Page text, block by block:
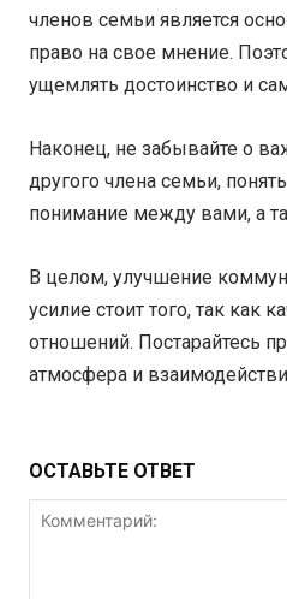
членов семьи является
право на свое мнение.
ущемлять достоинство и
Наконец, не забывайте о
другого члена семьи,
понимание между вами, а
В целом, улучшение
усилие стоит того, так как
отношений. Постарайтесь
атмосфера и
ОСТАВЬТЕ ОТВЕТ